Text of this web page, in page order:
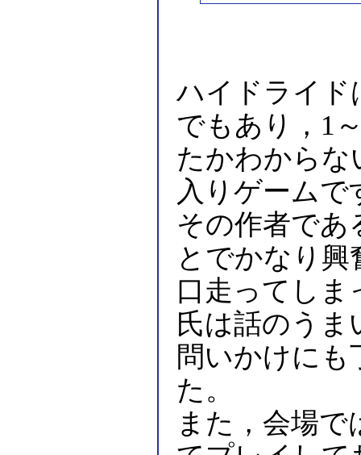
ハイドライド
でもあり，1
たかわからな
入りゲームで
その作者であ
とでかなり
口走ってしま
氏は話のうま
問いかけに
た。
また，会場